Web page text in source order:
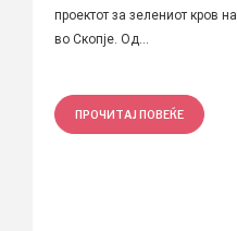
проектот за зелениот кров
во Скопје. Од...
ПРОЧИТАЈ ПОВЕЌЕ